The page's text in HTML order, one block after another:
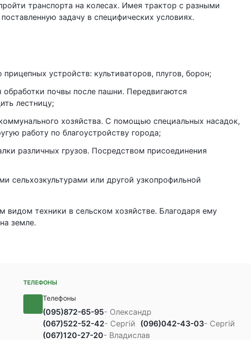
транспорта на колесах. Имея трактор с разными
задачу в специфических условиях.
устройств: культиваторов, плугов, борон;
обработки почвы после пашни. Передвигаются
лестницу;
хозяйства. С помощью специальных насадок,
работу по благоустройству города;
различных грузов. Посредством присоединения
сельхозкультурами или другой узкопрофильной
видом техники в сельском хозяйстве. Благодаря ему
земле.
ТЕЛЕФОНЫ
Телефоны
(095)872-65-95- Олександр
(067)522-52-42- Сергій (096)042-43-03- Сергій
(067)120-27-20- Владислав